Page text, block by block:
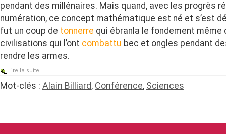
pendant des millénaires. Mais quand, avec les progrès
numération, ce concept mathématique est né et s’est
fut un coup de tonnerre qui ébranla le fondement même
civilisations qui l’ont combattu bec et ongles pendant
rendre les armes.
Lire la suite
Mot-clés : Alain Billiard, Conférence, Sciences